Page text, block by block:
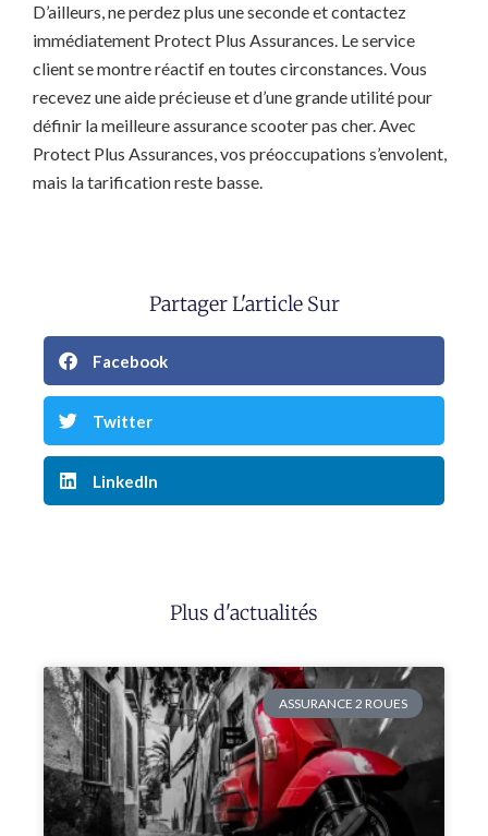
D’ailleurs, ne perdez plus une seconde et contactez
immédiatement Protect Plus Assurances. Le service
client se montre réactif en toutes circonstances. Vous
recevez une aide précieuse et d’une grande utilité pour
définir la meilleure assurance scooter pas cher. Avec
Protect Plus Assurances, vos préoccupations s’envolent,
mais la tarification reste basse.
Partager L'article Sur
Facebook
Twitter
LinkedIn
Plus d'actualités
ASSURANCE 2 ROUES